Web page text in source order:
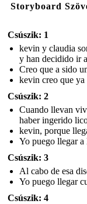
Storyboard
Csúszik: 1
kevin y claudia
y han decidido ir
Creo que a sido
kevin creo que
Csúszik: 2
Cuando llevan
haber ingerido
kevin, porque
Yo puego llegar a
Csúszik: 3
Al cabo de esa
Yo puego llegar
Csúszik: 4